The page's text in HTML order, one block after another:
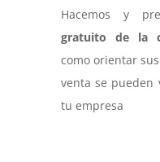
Hacemos y
gratuito de la
como orientar
venta se pueden
tu empresa